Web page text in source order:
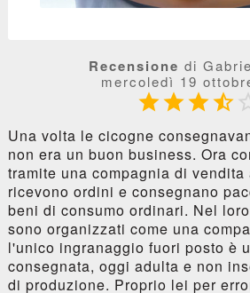
Recensione di
mercoledì 19

Una volta le cicogne
non era un buon business. Ora
tramite una compagnia di
ricevono ordini e consegnano
beni di consumo ordinari. Nel
sono organizzati come una
l'unico ingranaggio fuori posto è
consegnata, oggi adulta e non
di produzione. Proprio lei per